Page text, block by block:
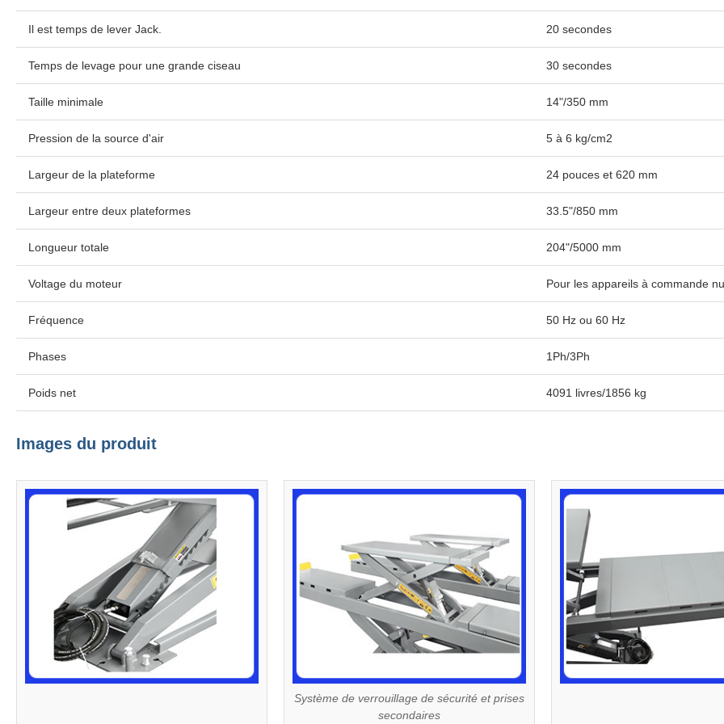
Il est temps de lever Jack. 20 secondes
Temps de levage pour une grande ciseau 30 secondes
Taille minimale 14"/350 mm
Pression de la source d'air 5 à 6 kg/cm2
Largeur de la plateforme 24 pouces et 620 mm
Largeur entre deux plateformes 33.5"/850 mm
Longueur totale 204"/5000 mm
Voltage du moteur Pour les appareils à commande
Fréquence 50 Hz ou 60 Hz
Phases 1Ph/3Ph
Poids net 4091 livres/1856 kg
Images du produit
Système de verrouillage de sécurité et prises
secondaires